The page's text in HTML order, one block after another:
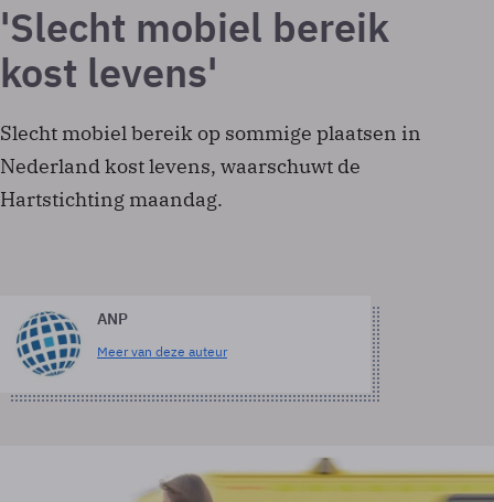
'Slecht mobiel bereik
kost levens'
Slecht mobiel bereik op sommige plaatsen in
Nederland kost levens, waarschuwt de
Hartstichting maandag.
ANP
Meer van deze auteur